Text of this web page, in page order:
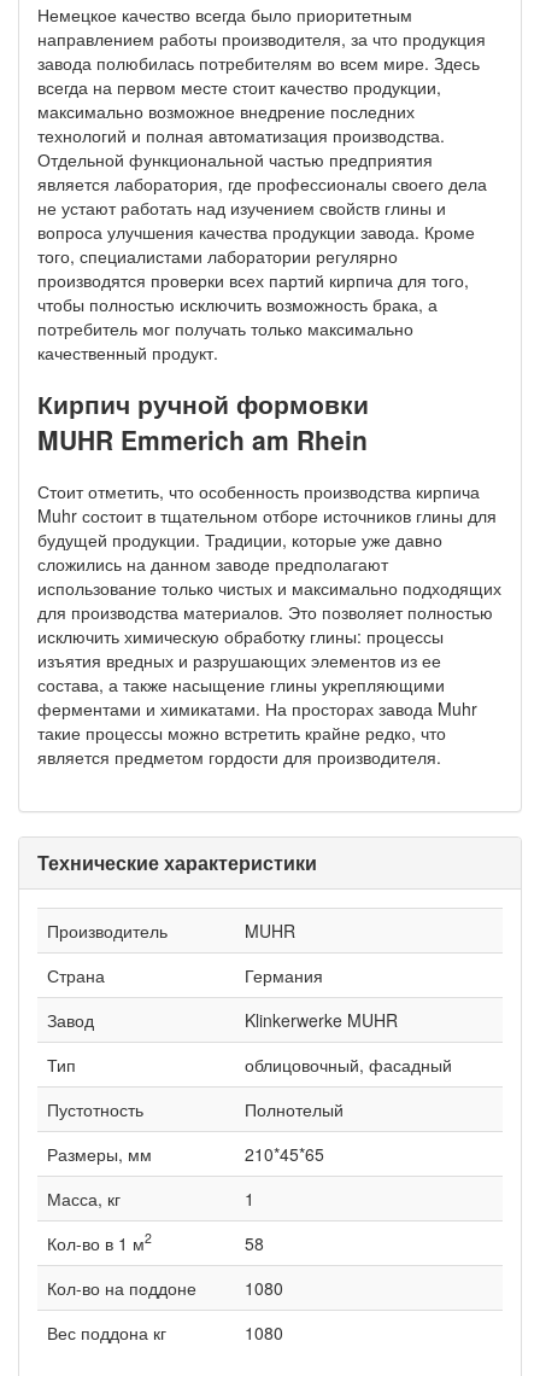
Немецкое качество всегда было приоритетным
направлением работы производителя, за что продукция
завода полюбилась потребителям во всем мире. Здесь
всегда на первом месте стоит качество продукции,
максимально возможное внедрение последних
технологий и полная автоматизация производства.
Отдельной функциональной частью предприятия
является лаборатория, где профессионалы своего дела
не устают работать над изучением свойств глины и
вопроса улучшения качества продукции завода. Кроме
того, специалистами лаборатории регулярно
производятся проверки всех партий кирпича для того,
чтобы полностью исключить возможность брака, а
потребитель мог получать только максимально
качественный продукт.
Кирпич ручной формовки
MUHR Emmerich am Rhein
Стоит отметить, что особенность производства кирпича
Muhr состоит в тщательном отборе источников глины для
будущей продукции. Традиции, которые уже давно
сложились на данном заводе предполагают
использование только чистых и максимально подходящих
для производства материалов. Это позволяет полностью
исключить химическую обработку глины: процессы
изъятия вредных и разрушающих элементов из ее
состава, а также насыщение глины укрепляющими
ферментами и химикатами. На просторах завода Muhr
такие процессы можно встретить крайне редко, что
является предметом гордости для производителя.
Технические характеристики
Производитель
MUHR
Страна
Германия
Завод
Klinkerwerke MUHR
Тип
облицовочный, фасадный
Пустотность
Полнотелый
Размеры, мм
210*45*65
Масса, кг
1
Кол-во в 1 м2
58
Кол-во на поддоне
1080
Вес поддона кг
1080